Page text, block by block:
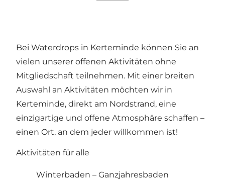
Bei Waterdrops in Kerteminde können Sie an
vielen unserer offenen Aktivitäten ohne
Mitgliedschaft teilnehmen. Mit einer breiten
Auswahl an Aktivitäten möchten wir in
Kerteminde, direkt am Nordstrand, eine
einzigartige und offene Atmosphäre schaffen –
einen Ort, an dem jeder willkommen ist!
Aktivitäten für alle
Winterbaden – Ganzjahresbaden